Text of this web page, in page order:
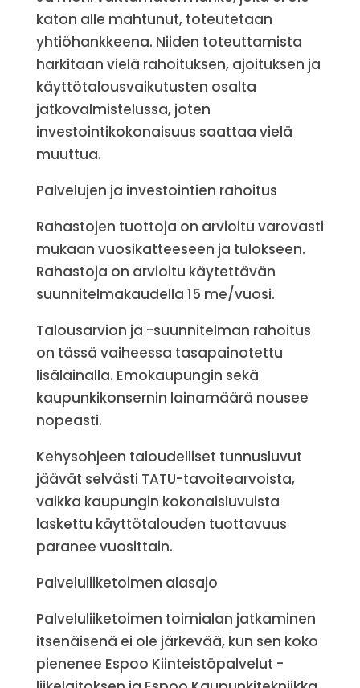
katon alle mahtunut, toteutetaan
yhtiöhankkeena. Niiden toteuttamista
harkitaan vielä rahoituksen, ajoituksen ja
käyttötalousvaikutusten osalta
jatkovalmistelussa, joten
investointikokonaisuus saattaa vielä
muuttua.
Palvelujen ja investointien rahoitus
Rahastojen tuottoja on arvioitu varovasti
mukaan vuosikatteeseen ja tulokseen.
Rahastoja on arvioitu käytettävän
suunnitelmakaudella 15 me/vuosi.
Talousarvion ja -suunnitelman rahoitus
on tässä vaiheessa tasapainotettu
lisälainalla. Emokaupungin sekä
kaupunkikonsernin lainamäärä nousee
nopeasti.
Kehysohjeen taloudelliset tunnusluvut
jäävät selvästi TATU-tavoitearvoista,
vaikka kaupungin kokonaisluvuista
laskettu käyttötalouden tuottavuus
paranee vuosittain.
Palveluliiketoimen alasajo
Palveluliiketoimen toimialan jatkaminen
itsenäisenä ei ole järkevää, kun sen koko
pienenee Espoo Kiinteistöpalvelut -